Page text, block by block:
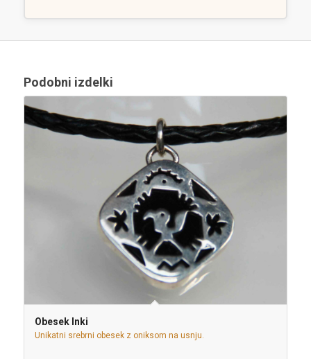
Podobni izdelki
Obesek Inki
Unikatni srebrni obesek z oniksom na usnju.